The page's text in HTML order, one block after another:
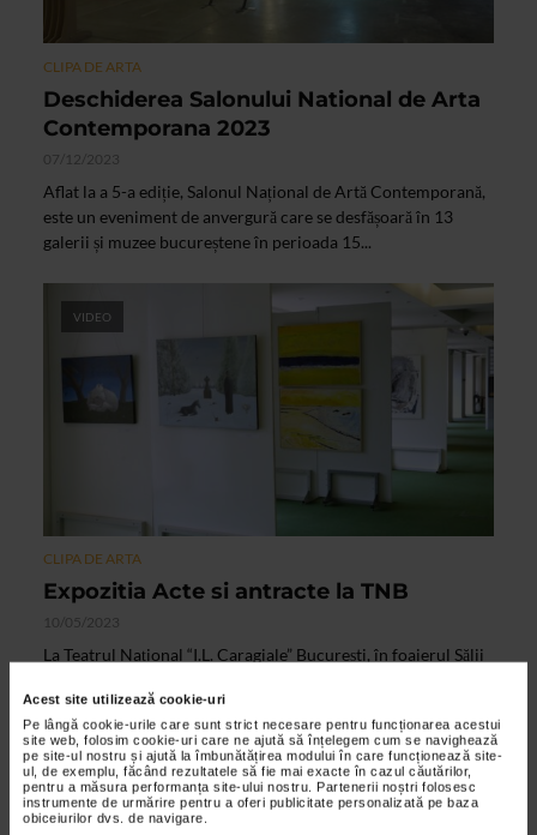
Acest site utilizează cookie-uri
Pe lângă cookie-urile care sunt strict necesare pentru funcționarea acestui
site web, folosim cookie-uri care ne ajută să înțelegem cum se navighează
pe site-ul nostru și ajută la îmbunătățirea modului în care funcționează site-
ul, de exemplu, făcând rezultatele să fie mai exacte în cazul căutărilor,
pentru a măsura performanța site-ului nostru. Partenerii noștri folosesc
instrumente de urmărire pentru a oferi publicitate personalizată pe baza
obiceiurilor dvs. de navigare.
CLIPA DE ARTA
Deschiderea Salonului National de Arta
Contemporana 2023
07/12/2023
Aflat la a 5-a ediție, Salonul Național de Artă Contemporană,
este un eveniment de anvergură care se desfășoară în 13
galerii și muzee bucureștene în perioada 15...
VIDEO
CLIPA DE ARTA
Expozitia Acte si antracte la TNB
10/05/2023
La Teatrul Național “I.L. Caragiale” București, în foaierul Sălii
"Acte și antracte" semnată de trei tineri...